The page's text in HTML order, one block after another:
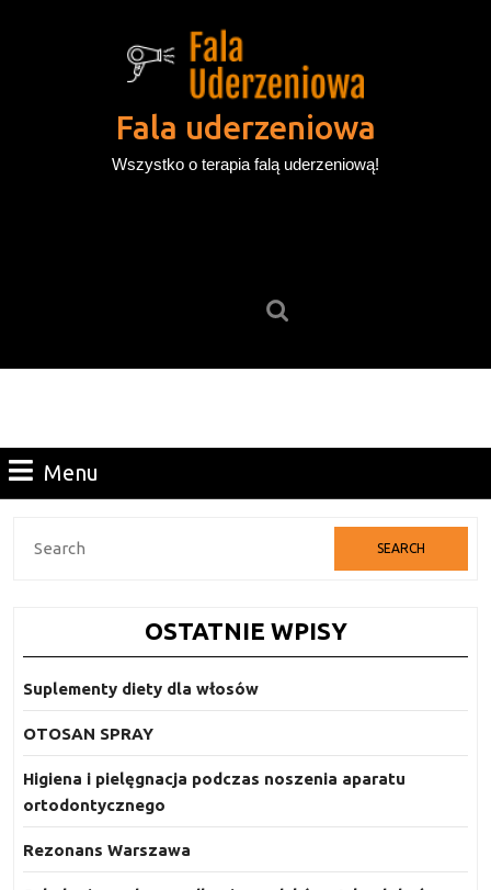
Fala uderzeniowa
Wszystko o terapia falą uderzeniową!
Menu
Search
OSTATNIE WPISY
Suplementy diety dla włosów
OTOSAN SPRAY
Higiena i pielęgnacja podczas noszenia aparatu
ortodontycznego
Rezonans Warszawa